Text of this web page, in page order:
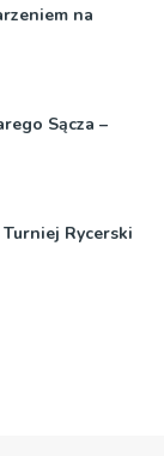
na
Sącza –
Rycerski